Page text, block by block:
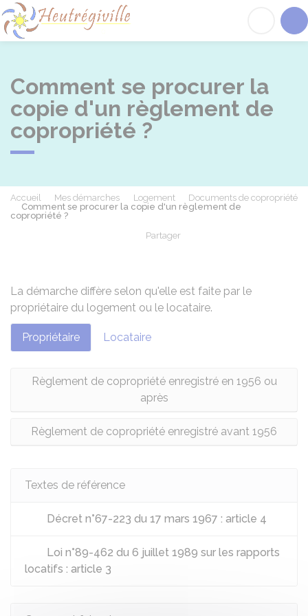
Comment se procurer la
copie d'un règlement de
copropriété ?
Accueil Mes démarches Logement
Documents de copropriété
Comment se procurer la copie d'un règlement de
copropriété ?
Partager
La démarche diffère selon qu'elle est faite par le
propriétaire du logement ou le locataire.
Propriétaire Locataire
Règlement de copropriété enregistré en 1956 ou
après
Règlement de copropriété enregistré avant 1956
Textes de référence
Décret n°67-223 du 17 mars 1967 : article 4
Loi n°89-462 du 6 juillet 1989 sur les rapports
locatifs : article 3